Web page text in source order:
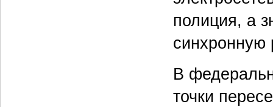
полиция, а
синхронную
В
точки